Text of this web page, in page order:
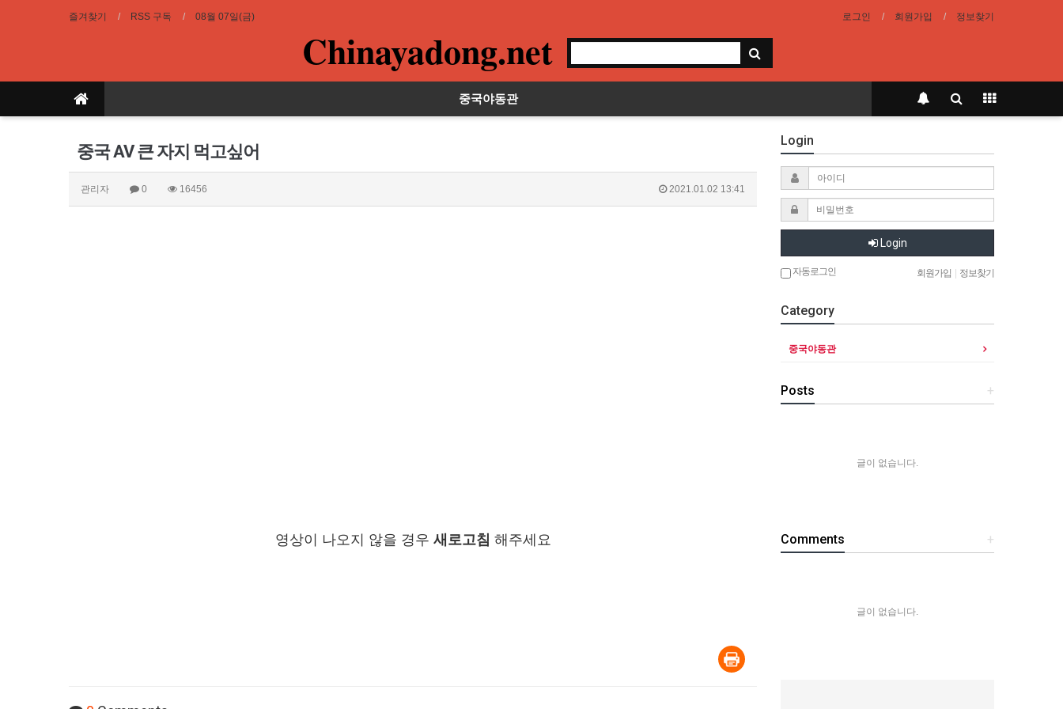
즐겨찾기 RSS 구독 08월 07일(금) 로그인 회원가입 정보찾기
Chinayadong.net
중국야동관
중국 AV 큰 자지 먹고싶어
관리자 0 16456 2021.01.02 13:41
영상이 나오지 않을 경우 새로고침 해주세요
Login
Login
자동로그인 회원가입 정보찾기
Category
중국야동관
+
Posts
글이 없습니다.
+
Comments
글이 없습니다.